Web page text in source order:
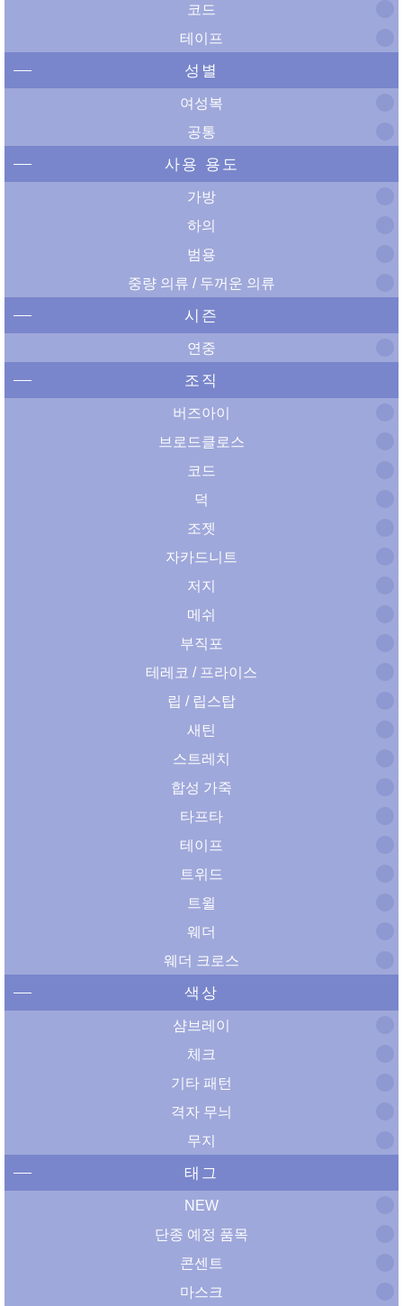
코드
테이프
성별
여성복
공통
사용 용도
가방
하의
범용
중량 의류 / 두꺼운 의류
시즌
연중
조직
버즈아이
브로드클로스
코드
덕
조젯
자카드니트
저지
메쉬
부직포
테레코 / 프라이스
립 / 립스탑
새틴
스트레치
합성 가죽
타프타
테이프
트위드
트윌
웨더
웨더 크로스
색상
샴브레이
체크
기타 패턴
격자 무늬
무지
태그
NEW
단종 예정 품목
콘센트
마스크